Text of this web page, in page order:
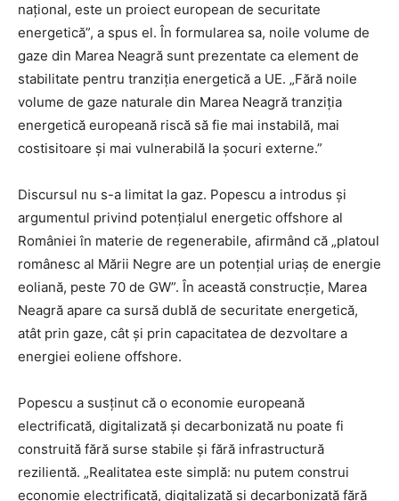
național, este un proiect european de securitate
energetică”, a spus el. În formularea sa, noile volume de
gaze din Marea Neagră sunt prezentate ca element de
stabilitate pentru tranziția energetică a UE. „Fără noile
volume de gaze naturale din Marea Neagră tranziția
energetică europeană riscă să fie mai instabilă, mai
costisitoare și mai vulnerabilă la șocuri externe.”
Discursul nu s-a limitat la gaz. Popescu a introdus și
argumentul privind potențialul energetic offshore al
României în materie de regenerabile, afirmând că „platoul
românesc al Mării Negre are un potențial uriaș de energie
eoliană, peste 70 de GW”. În această construcție, Marea
Neagră apare ca sursă dublă de securitate energetică,
atât prin gaze, cât și prin capacitatea de dezvoltare a
energiei eoliene offshore.
Popescu a susținut că o economie europeană
electrificată, digitalizată și decarbonizată nu poate fi
construită fără surse stabile și fără infrastructură
rezilientă. „Realitatea este simplă: nu putem construi
economie electrificată, digitalizată și decarbonizată fără